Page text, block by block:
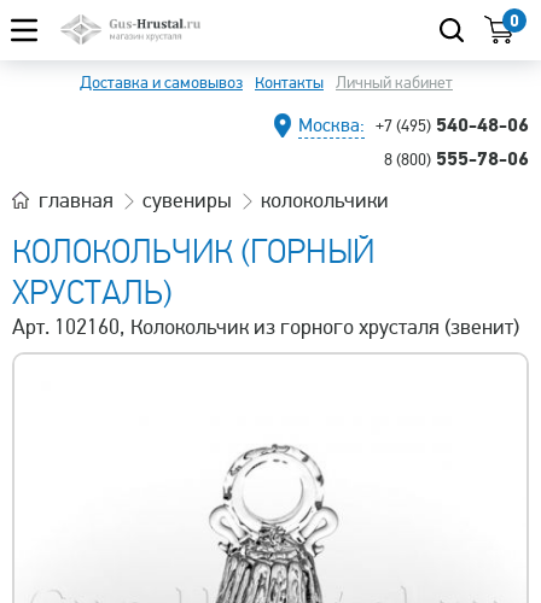
0
Доставка и самовывоз Контакты Личный кабинет
Москва: +7 (495) 540-48-06
8 (800) 555-78-06
главная сувениры колокольчики
КОЛОКОЛЬЧИК (ГОРНЫЙ
ХРУСТАЛЬ)
Арт. 102160, Колокольчик из горного хрусталя (звенит)